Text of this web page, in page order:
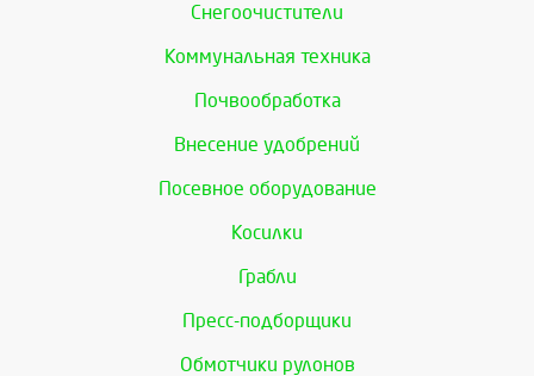
Снегоочистители
Коммунальная техника
Почвообработка
Внесение удобрений
Посевное оборудование
Косилки
Грабли
Пресс-подборщики
Обмотчики рулонов